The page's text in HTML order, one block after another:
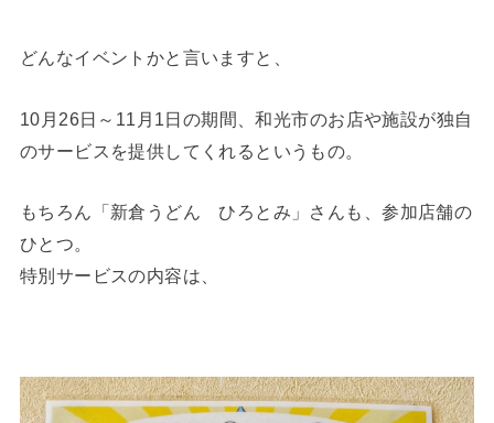
どんなイベントかと言いますと、
10月26日～11月1日の期間、和光市のお店や施設が独自
のサービスを提供してくれるというもの。
もちろん「新倉うどん ひろとみ」さんも、参加店舗の
ひとつ。
特別サービスの内容は、